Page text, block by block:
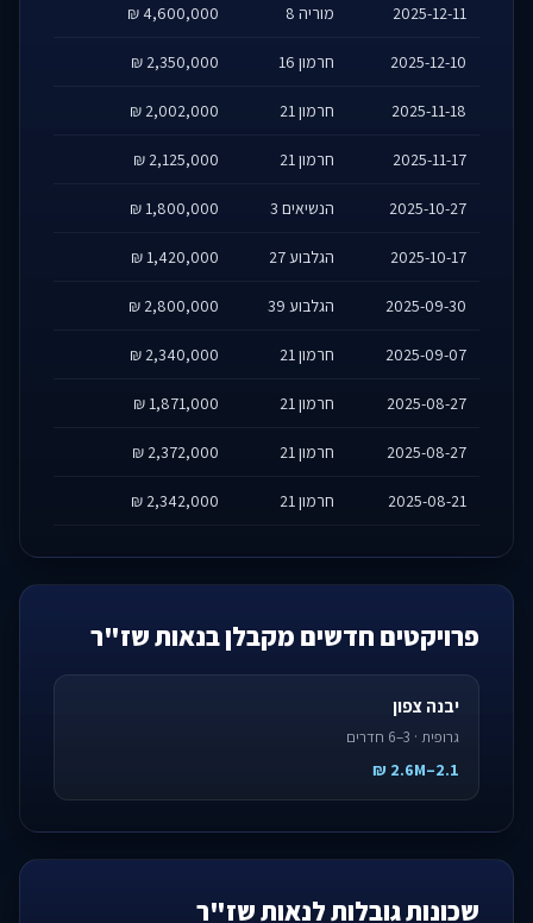
2025-12-11 מוריה 8 4,600,000 ₪
2025-12-10 חרמון 16 2,350,000 ₪
2025-11-18 חרמון 21 2,002,000 ₪
2025-11-17 חרמון 21 2,125,000 ₪
2025-10-27 הנשיאים 3 1,800,000 ₪
2025-10-17 הגלבוע 27 1,420,000 ₪
2025-09-30 הגלבוע 39 2,800,000 ₪
2025-09-07 חרמון 21 2,340,000 ₪
2025-08-27 חרמון 21 1,871,000 ₪
2025-08-27 חרמון 21 2,372,000 ₪
2025-08-21 חרמון 21 2,342,000 ₪
פרויקטים חדשים מקבלן בנאות שז"ר
יבנה צפון
גרופית · 3–6 חדרים
2.1–2.6M ₪
שכונות גובלות לנאות שז"ר